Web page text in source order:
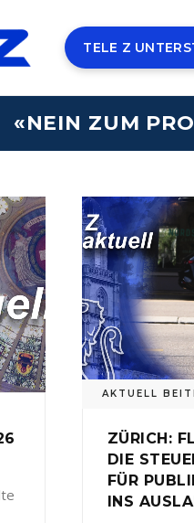
TELE Z
«NEIN ZUM
AKTUELL
ZÜRICH:
DIE
FÜR
INS